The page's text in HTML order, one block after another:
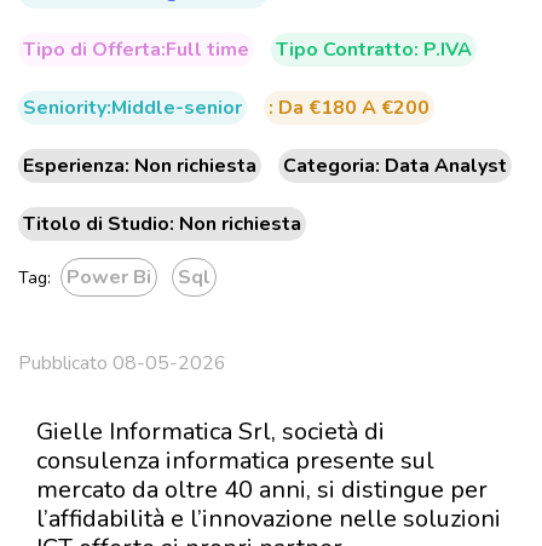
Tipo di Offerta:Full time Tipo Contratto: P.IVA
Seniority:Middle-senior : Da €180 A €200
Esperienza: Non richiesta Categoria: Data Analyst
Titolo di Studio: Non richiesta
Tag: Power Bi Sql
Pubblicato 08-05-2026
Gielle Informatica Srl, società di
consulenza informatica presente sul
mercato da oltre 40 anni, si distingue per
l’affidabilità e l’innovazione nelle soluzioni